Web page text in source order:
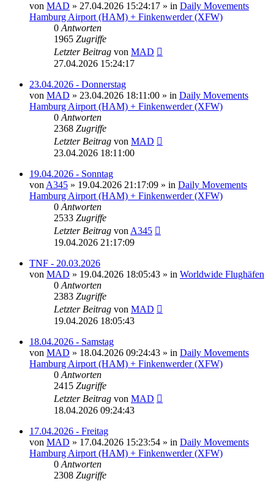
von MAD » 27.04.2026 15:24:17 » in Daily Movements
Hamburg Airport (HAM) + Finkenwerder (XFW)
0 Antworten
1965 Zugriffe
Letzter Beitrag von MAD
27.04.2026 15:24:17
23.04.2026 - Donnerstag
von MAD » 23.04.2026 18:11:00 » in Daily Movements
Hamburg Airport (HAM) + Finkenwerder (XFW)
0 Antworten
2368 Zugriffe
Letzter Beitrag von MAD
23.04.2026 18:11:00
19.04.2026 - Sonntag
von A345 » 19.04.2026 21:17:09 » in Daily Movements
Hamburg Airport (HAM) + Finkenwerder (XFW)
0 Antworten
2533 Zugriffe
Letzter Beitrag von A345
19.04.2026 21:17:09
TNF - 20.03.2026
von MAD » 19.04.2026 18:05:43 » in Worldwide Flughäfen
0 Antworten
2383 Zugriffe
Letzter Beitrag von MAD
19.04.2026 18:05:43
18.04.2026 - Samstag
von MAD » 18.04.2026 09:24:43 » in Daily Movements
Hamburg Airport (HAM) + Finkenwerder (XFW)
0 Antworten
2415 Zugriffe
Letzter Beitrag von MAD
18.04.2026 09:24:43
17.04.2026 - Freitag
von MAD » 17.04.2026 15:23:54 » in Daily Movements
Hamburg Airport (HAM) + Finkenwerder (XFW)
0 Antworten
2308 Zugriffe